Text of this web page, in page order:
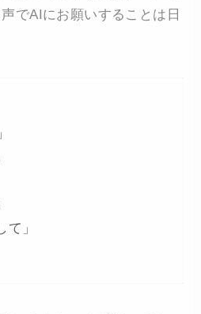
でAIにお願いすることは日
て」